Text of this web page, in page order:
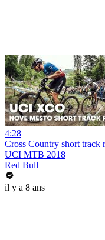
4:28
Cross Country short track
UCI MTB 2018
Red Bull
il y a 8 ans